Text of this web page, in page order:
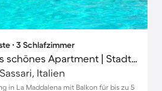
∙ 3 Schlafzimmer
Voll ausgestattetes schönes Apartment | Stadtblick | Haustiere sind willkommen
Italien
in La Maddalena mit Balkon für bis zu 5